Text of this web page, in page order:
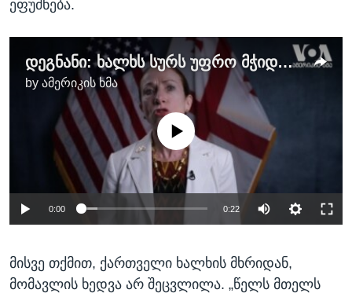
ეფუძნება.
დეგნანი: ხალხს სურს უფრო მჭიდრო თანამშრომლობა ამერიკასთან
by ამერიკის ხმა
No media source currently available
0:00 0:22
მისვე თქმით, ქართველი ხალხის მხრიდან,
მომავლის ხედვა არ შეცვლილა. „წელს მთელს